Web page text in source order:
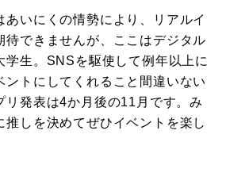
いにくの情勢により、リアルイ
待できませんが、ここはデジタル
学生。SNSを駆使して例年以上に
ントにしてくれること間違いない
リ発表は4か月後の11月です。み
推しを決めてぜひイベントを楽し